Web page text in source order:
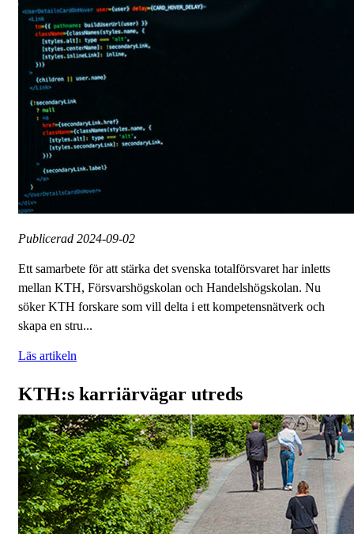
Publicerad 2024-09-02
Ett samarbete för att stärka det svenska totalförsvaret har inletts
mellan KTH, Försvarshögskolan och Handelshögskolan. Nu
söker KTH forskare som vill delta i ett kompetensnätverk och
skapa en stru...
Läs artikeln
KTH:s karriärvägar utreds